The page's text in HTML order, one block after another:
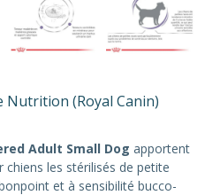
Nutrition (Royal Canin)
Adult Small Dog apportent
les stérilisés de petite
et à sensibilité bucco-